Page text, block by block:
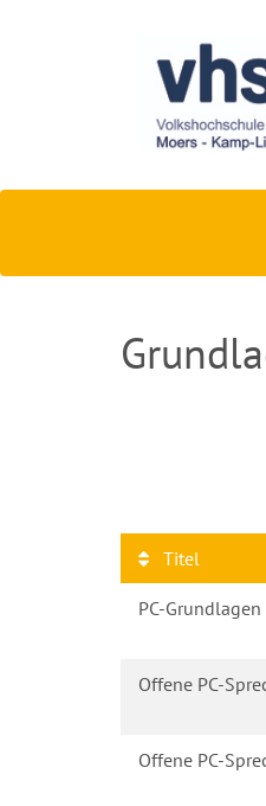
Titel
PC-
Offene PC-
Offene PC-